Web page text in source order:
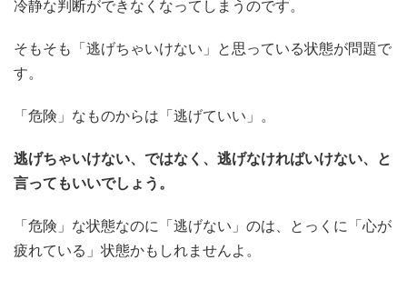
冷静な判断ができなくなってしまうのです。
そもそも「逃げちゃいけない」と思っている状態が問題で
す。
「危険」なものからは「逃げていい」。
逃げちゃいけない、ではなく、逃げなければいけない、と
言ってもいいでしょう。
「危険」な状態なのに「逃げない」のは、とっくに「心が
疲れている」状態かもしれませんよ。